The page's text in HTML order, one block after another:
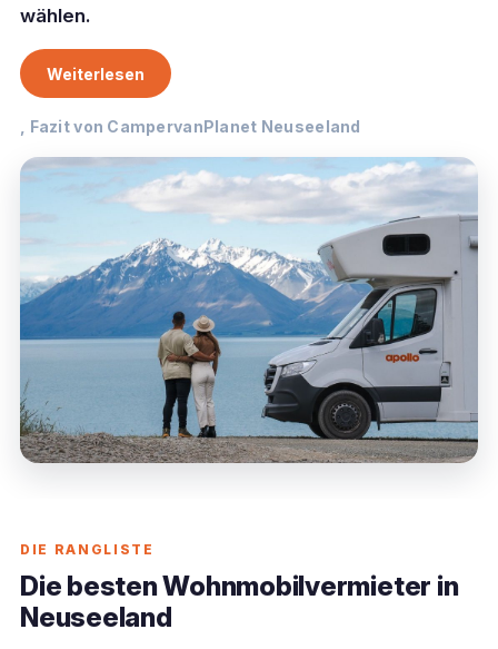
wählen.
Weiterlesen
, Fazit von CampervanPlanet Neuseeland
DIE RANGLISTE
Die besten Wohnmobilvermieter in
Neuseeland